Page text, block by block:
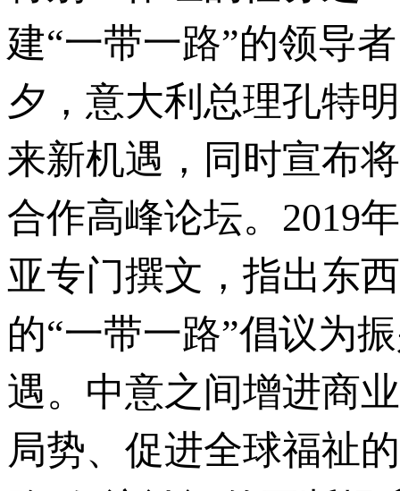
建“一带一路”的领导
夕，意大利总理孔特
来新机遇，同时宣布
合作高峰论坛。2019
亚专门撰文，指出东
的“一带一路”倡议为
遇。中意之间增进商
局势、促进全球福祉